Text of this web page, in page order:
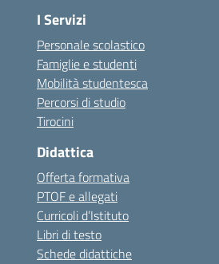
I Servizi
Personale scolastico
Famiglie e studenti
Mobilità studentesca
Percorsi di studio
Tirocini
Didattica
Offerta formativa
PTOF e allegati
Curricoli d’Istituto
Libri di testo
Schede didattiche